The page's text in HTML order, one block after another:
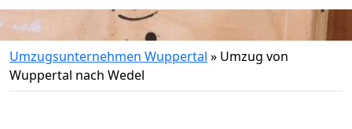
Umzugsunternehmen Wuppertal » Umzug von
Wuppertal nach Wedel